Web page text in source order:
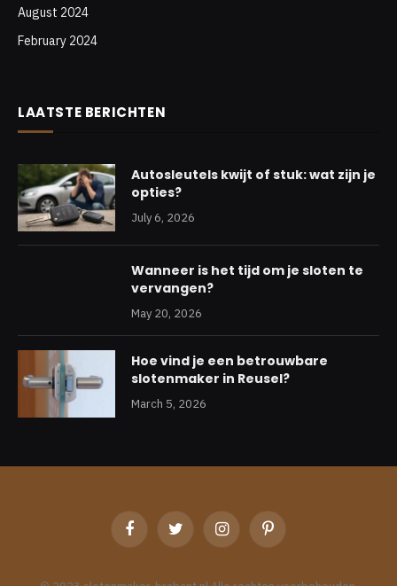
August 2024
February 2024
LAATSTE BERICHTEN
Autosleutels kwijt of stuk: wat zijn je
opties?
July 6, 2026
Wanneer is het tijd om je sloten te
vervangen?
May 20, 2026
Hoe vind je een betrouwbare
slotenmaker in Reusel?
March 5, 2026
FacebookTwitter InstagramPinterest